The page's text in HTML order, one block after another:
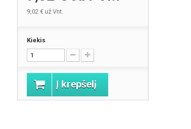
9,02 €už Vnt.
Kiekis
Į krepšelį